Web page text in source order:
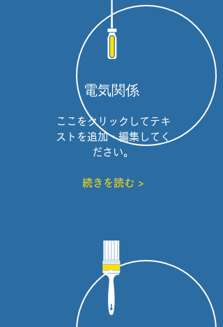
電気関係
ここをクリックしてテキ
ストを追加・編集してく
ださい。
続きを読む >